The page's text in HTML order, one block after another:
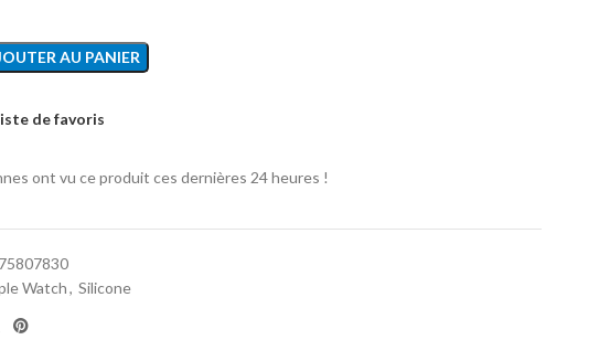
AU PANIER
de favoris
ont vu ce produit ces dernières 24 heures !
Watch, Silicone